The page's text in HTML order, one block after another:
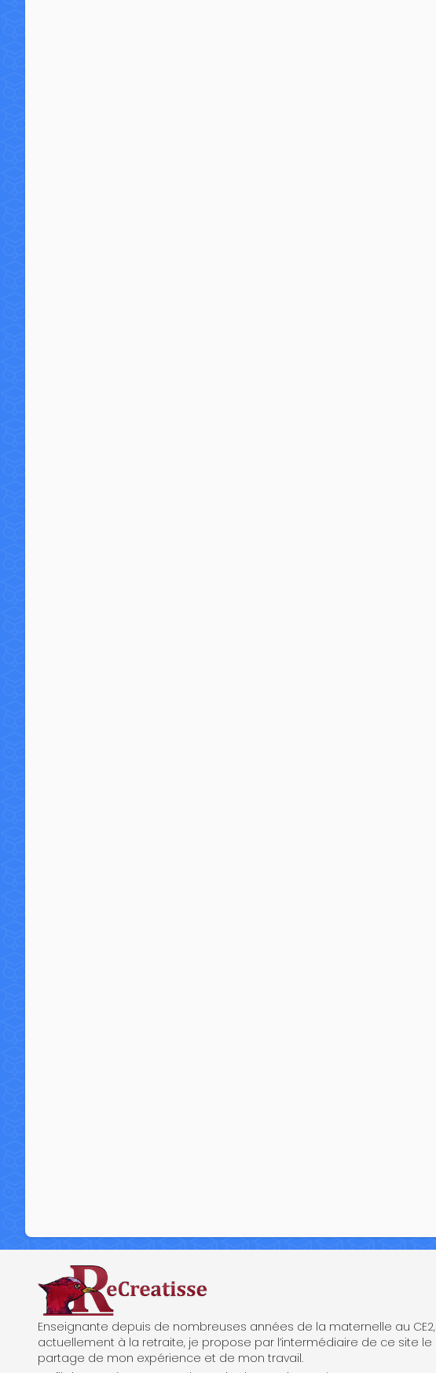
ReCreatisse
Enseignante depuis de nombreuses années de la maternelle au CE2,
actuellement à la retraite, je propose par l’intermédiaire de ce site le
partage de mon expérience et de mon travail.